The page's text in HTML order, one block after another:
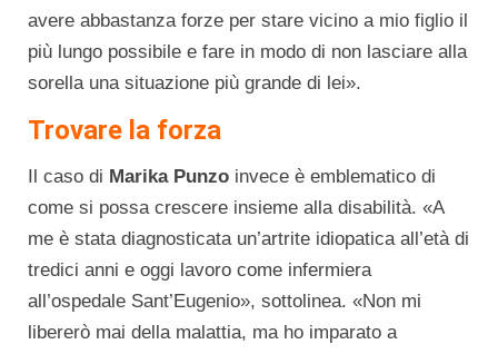
avere abbastanza forze per stare vicino a mio figlio il
più lungo possibile e fare in modo di non lasciare alla
sorella una situazione più grande di lei».
Trovare la forza
Il caso di Marika Punzo invece è emblematico di
come si possa crescere insieme alla disabilità. «A
me è stata diagnosticata un’artrite idiopatica all’età di
tredici anni e oggi lavoro come infermiera
all’ospedale Sant’Eugenio», sottolinea. «Non mi
libererò mai della malattia, ma ho imparato a